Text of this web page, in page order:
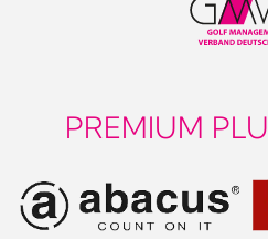
PREMIUM